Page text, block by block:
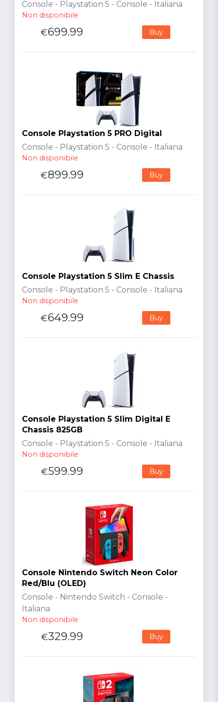
Console - Playstation 5 - Console - Italiana
Non disponibile
€699.99 Buy
Console Playstation 5 PRO Digital
Console - Playstation 5 - Console - Italiana
Non disponibile
€899.99 Buy
Console Playstation 5 Slim E Chassis
Console - Playstation 5 - Console - Italiana
Non disponibile
€649.99 Buy
Console Playstation 5 Slim Digital E
Chassis 825GB
Console - Playstation 5 - Console - Italiana
Non disponibile
€599.99 Buy
Console Nintendo Switch Neon Color
Red/Blu (OLED)
Console - Nintendo Switch - Console -
Italiana
Non disponibile
€329.99 Buy